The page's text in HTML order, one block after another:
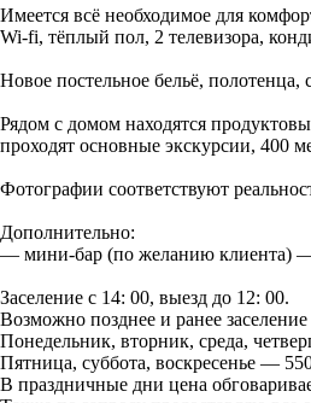
Имеется всё необходимое для
Wi-fi, тёплый пол, 2 телевизора,
Новое постельное бельё,
Рядом с домом находятся
проходят основные экскурсии, 400
Фотографии соответствуют
Дополнительно:
— мини-бар (по желанию клиента) —
Заселение с 14: 00, выезд до 12: 00.
Возможно позднее и ранее
Понедельник, вторник, среда,
Пятница, суббота, воскресенье —
В праздничные дни цена